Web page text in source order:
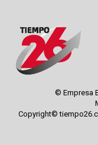
© Empresa
Copyright©